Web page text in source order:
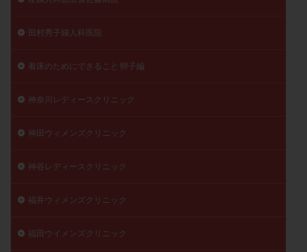
田村秀子婦人科医院
着床のためにできること 卵子編
神奈川レディースクリニック
神田ウィメンズクリニック
神谷レディースクリニック
福井ウィメンズクリニック
福田ウイメンズクリニック